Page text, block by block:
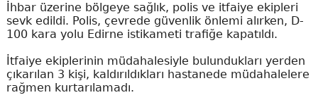
İhbar üzerine bölgeye sağlık, polis ve itfaiye ekipleri
sevk edildi. Polis, çevrede güvenlik önlemi alırken, D-
100 kara yolu Edirne istikameti trafiğe kapatıldı.
İtfaiye ekiplerinin müdahalesiyle bulundukları yerden
çıkarılan 3 kişi, kaldırıldıkları hastanede müdahalelere
rağmen kurtarılamadı.